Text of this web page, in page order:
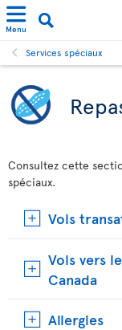
Menu
Services spéciaux
Consultez cette
spéciaux.
Vols
Vols vers
Canada
Allergies